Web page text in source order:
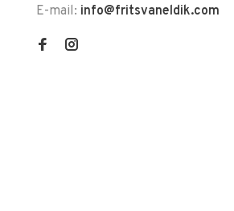
E-mail: info@fritsvaneldik.com